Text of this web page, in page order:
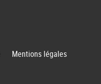
Mentions légales